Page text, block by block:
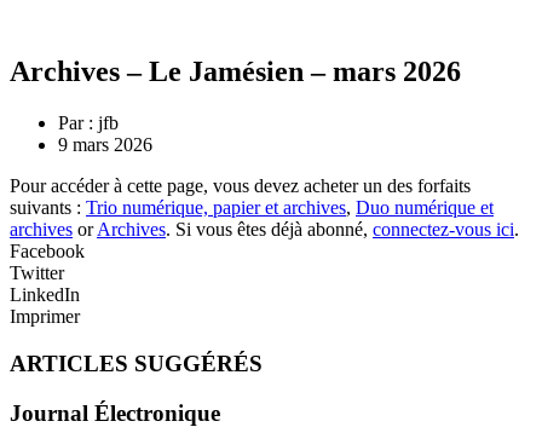
Archives – Le Jamésien – mars 2026
Par : jfb
9 mars 2026
Pour accéder à cette page, vous devez acheter un des forfaits
suivants : Trio numérique, papier et archives, Duo numérique et
archives orArchives. Si vous êtes déjà abonné, connectez-vous ici.
Facebook
Twitter
LinkedIn
Imprimer
ARTICLES SUGGÉRÉS
Journal Électronique